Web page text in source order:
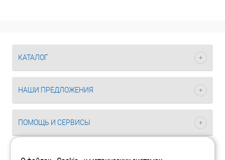
КАТАЛОГ
НАШИ ПРЕДЛОЖЕНИЯ
ПОМОЩЬ И СЕРВИСЫ